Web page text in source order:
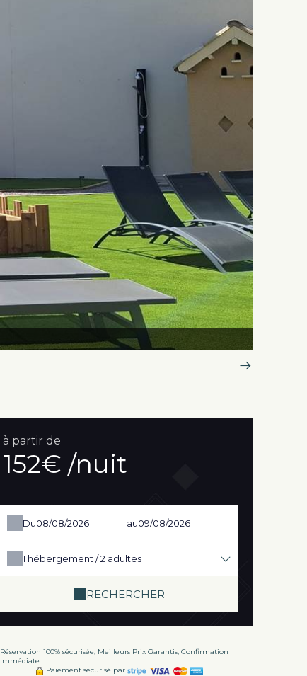
à partir de
152€ /nuit
Du au
1 hébergement /2 adultes
RECHERCHER
Réservation 100% sécurisée, Meilleurs Prix Garantis, Confirmation
Immédiate
Paiement sécurisé par